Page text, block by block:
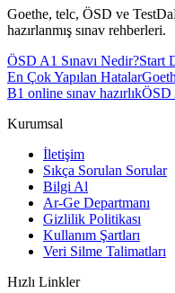
Goethe, telc, ÖSD ve
hazırlanmış sınav rehberleri.
ÖSD A1 Sınavı Nedir?Start
En Çok Yapılan Hatalar
B1 online sınav hazırlıkÖSD
Kurumsal
İletişim
Sıkça Sorulan Sorular
Bilgi Al
Ar-Ge Departmanı
Gizlilik Politikası
Kullanım Şartları
Veri Silme Talimatları
Hızlı Linkler